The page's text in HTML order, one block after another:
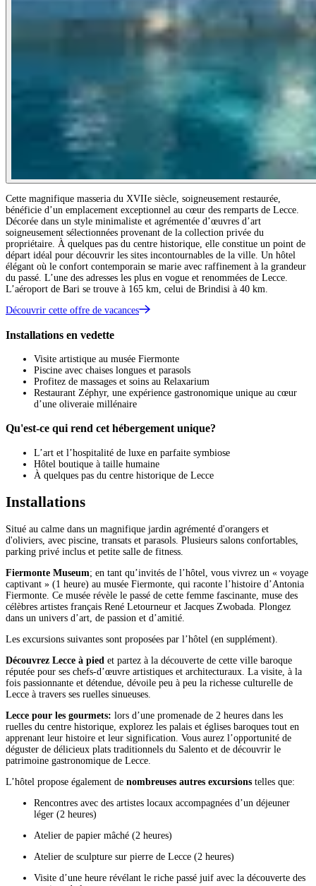
Cette magnifique masseria du XVIIe siècle, soigneusement restaurée,
bénéficie d’un emplacement exceptionnel au cœur des remparts de Lecce.
Décorée dans un style minimaliste et agrémentée d’œuvres d’art
soigneusement sélectionnées provenant de la collection privée du
propriétaire. À quelques pas du centre historique, elle constitue un point de
départ idéal pour découvrir les sites incontournables de la ville. Un hôtel
élégant où le confort contemporain se marie avec raffinement à la grandeur
du passé. L’une des adresses les plus en vogue et renommées de Lecce.
L’aéroport de Bari se trouve à 165 km, celui de Brindisi à 40 km.
Découvrir cette offre de vacances
Installations en vedette
Visite artistique au musée Fiermonte
Piscine avec chaises longues et parasols
Profitez de massages et soins au Relaxarium
Restaurant Zéphyr, une expérience gastronomique unique au cœur
d’une oliveraie millénaire
Qu'est-ce qui rend cet hébergement unique?
L’art et l’hospitalité de luxe en parfaite symbiose
Hôtel boutique à taille humaine
À quelques pas du centre historique de Lecce
Installations
Situé au calme dans un magnifique jardin agrémenté d'orangers et
d'oliviers, avec piscine, transats et parasols. Plusieurs salons confortables,
parking privé inclus et petite salle de fitness.
Fiermonte Museum; en tant qu’invités de l’hôtel, vous vivrez un « voyage
captivant » (1 heure) au musée Fiermonte, qui raconte l’histoire d’Antonia
Fiermonte. Ce musée révèle le passé de cette femme fascinante, muse des
célèbres artistes français René Letourneur et Jacques Zwobada. Plongez
dans un univers d’art, de passion et d’amitié.
Les excursions suivantes sont proposées par l’hôtel (en supplément).
Découvrez Lecce à pied et partez à la découverte de cette ville baroque
réputée pour ses chefs-d’œuvre artistiques et architecturaux. La visite, à la
fois passionnante et détendue, dévoile peu à peu la richesse culturelle de
Lecce à travers ses ruelles sinueuses.
Lecce pour les gourmets: lors d’une promenade de 2 heures dans les
ruelles du centre historique, explorez les palais et églises baroques tout en
apprenant leur histoire et leur signification. Vous aurez l’opportunité de
déguster de délicieux plats traditionnels du Salento et de découvrir le
patrimoine gastronomique de Lecce.
L’hôtel propose également de nombreuses autres excursions telles que:
Rencontres avec des artistes locaux accompagnées d’un déjeuner
léger (2 heures)
Atelier de papier mâché (2 heures)
Atelier de sculpture sur pierre de Lecce (2 heures)
Visite d’une heure révélant le riche passé juif avec la découverte des